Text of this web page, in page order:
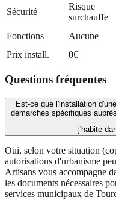
Sécurité
Risque
surchauffe
Fonctions
Aucune
Prix install.
0€
Questions fréquentes
Est-ce que l'installation
démarches spécifiques
j'habite
Oui, selon votre situation
autorisations d'urbanisme
Artisans vous accompagne
les documents nécessaires
services municipaux de